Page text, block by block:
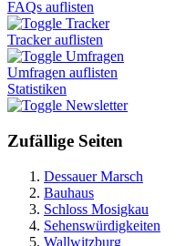
FAQs auflisten
Tracker
Tracker auflisten
Umfragen
Umfragen auflisten
Statistiken
Newsletter
Zufällige Seiten
Dessauer Marsch
Bauhaus
Schloss Mosigkau
Sehenswürdigkeiten
Wallwitzburg